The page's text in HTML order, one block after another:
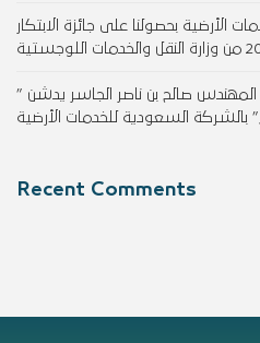
الأرضية بحصولنا على جائزة الابتكار
المهندس صالح بن ناصر الجاسر يدشن ”
السعودية للخدمات الأرضية
Recent Comments